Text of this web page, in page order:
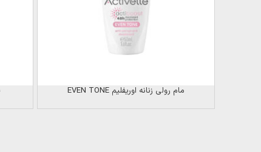
مام رولی زنانه اوریفلیم EVEN TONE